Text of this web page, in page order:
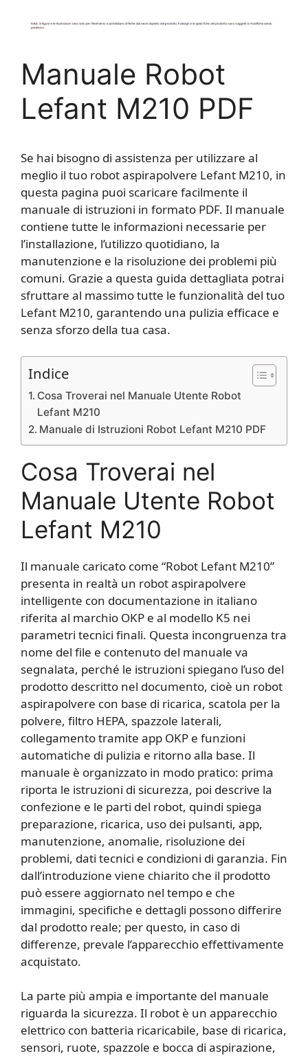
Manuale Robot
Lefant M210 PDF
Se hai bisogno di assistenza per utilizzare al
meglio il tuo robot aspirapolvere Lefant M210, in
questa pagina puoi scaricare facilmente il
manuale di istruzioni in formato PDF. Il manuale
contiene tutte le informazioni necessarie per
l’installazione, l’utilizzo quotidiano, la
manutenzione e la risoluzione dei problemi più
comuni. Grazie a questa guida dettagliata potrai
sfruttare al massimo tutte le funzionalità del tuo
Lefant M210, garantendo una pulizia efficace e
senza sforzo della tua casa.
Indice
Cosa Troverai nel Manuale Utente Robot
Lefant M210
Manuale di Istruzioni Robot Lefant M210 PDF
Cosa Troverai nel
Manuale Utente Robot
Lefant M210
Il manuale caricato come “Robot Lefant M210”
presenta in realtà un robot aspirapolvere
intelligente con documentazione in italiano
riferita al marchio OKP e al modello K5 nei
parametri tecnici finali. Questa incongruenza tra
nome del file e contenuto del manuale va
segnalata, perché le istruzioni spiegano l’uso del
prodotto descritto nel documento, cioè un robot
aspirapolvere con base di ricarica, scatola per la
polvere, filtro HEPA, spazzole laterali,
collegamento tramite app OKP e funzioni
automatiche di pulizia e ritorno alla base. Il
manuale è organizzato in modo pratico: prima
riporta le istruzioni di sicurezza, poi descrive la
confezione e le parti del robot, quindi spiega
preparazione, ricarica, uso dei pulsanti, app,
manutenzione, anomalie, risoluzione dei
problemi, dati tecnici e condizioni di garanzia. Fin
dall’introduzione viene chiarito che il prodotto
può essere aggiornato nel tempo e che
immagini, specifiche e dettagli possono differire
dal prodotto reale; per questo, in caso di
differenze, prevale l’apparecchio effettivamente
acquistato.
La parte più ampia e importante del manuale
riguarda la sicurezza. Il robot è un apparecchio
elettrico con batteria ricaricabile, base di ricarica,
sensori, ruote, spazzole e bocca di aspirazione,